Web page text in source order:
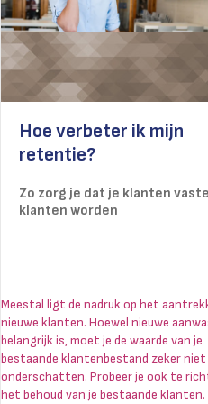
Hoe verbeter ik mijn
retentie?
Zo zorg je dat je klanten
klanten worden
Meestal ligt de nadruk op het
nieuwe klanten. Hoewel nieuwe
belangrijk is, moet je de waarde van je
bestaande klantenbestand zeker niet
onderschatten. Probeer je ook te
het behoud van je bestaande klanten.